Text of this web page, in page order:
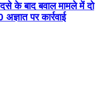
के बाद बवाल मामले में दो
पर कार्रवाई